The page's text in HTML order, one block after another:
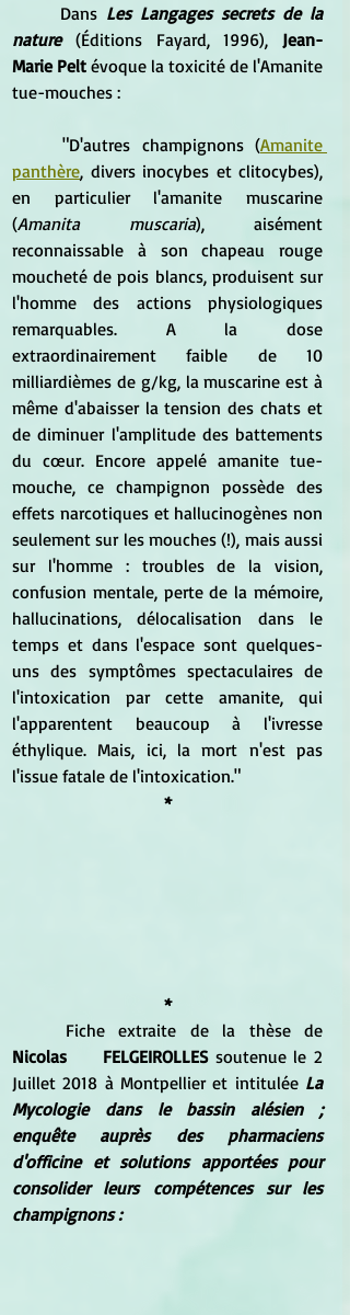
	Dans
Les Langages secrets de la
nature (Éditions Fayard, 1996), Jean-
Marie Pelt évoque la toxicité de l'Amanite
tue-mouches :
	"D'autres champignons (
Amanite
panthère, divers inocybes et clitocybes),
en particulier l'amanite muscarine
(Amanita muscaria), aisément
reconnaissable à son chapeau rouge
moucheté de pois blancs, produisent sur
l'homme des actions physiologiques
remarquables. A la dose
extraordinairement faible de 10
milliardièmes de g/kg, la muscarine est à
même d'abaisser la tension des chats et
de diminuer l'amplitude des battements
du cœur. Encore appelé amanite tue-
mouche, ce champignon possède des
effets narcotiques et hallucinogènes non
seulement sur les mouches (!), mais aussi
sur l'homme : troubles de la vision,
confusion mentale, perte de la mémoire,
hallucinations, délocalisation dans le
temps et dans l'espace sont quelques-
uns des symptômes spectaculaires de
l'intoxication par cette amanite, qui
l'apparentent beaucoup à l'ivresse
éthylique. Mais, ici, la mort n'est pas
l'issue fatale de l'intoxication."
*
*
Nicolas	FELGEIROLLES soutenue le 2
Juillet 2018 à Montpellier et intitulée La
Mycologie dans le bassin alésien ;
enquête auprès des pharmaciens
d'officine et solutions apportées pour
consolider leurs compétences sur les
champignons :